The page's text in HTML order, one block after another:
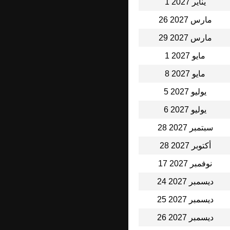
1 يناير 2027
26 مارس 2027
29 مارس 2027
1 مايو 2027
8 مايو 2027
5 يوليو 2027
6 يوليو 2027
28 سبتمبر 2027
28 أكتوبر 2027
17 نوفمبر 2027
24 ديسمبر 2027
25 ديسمبر 2027
26 ديسمبر 2027